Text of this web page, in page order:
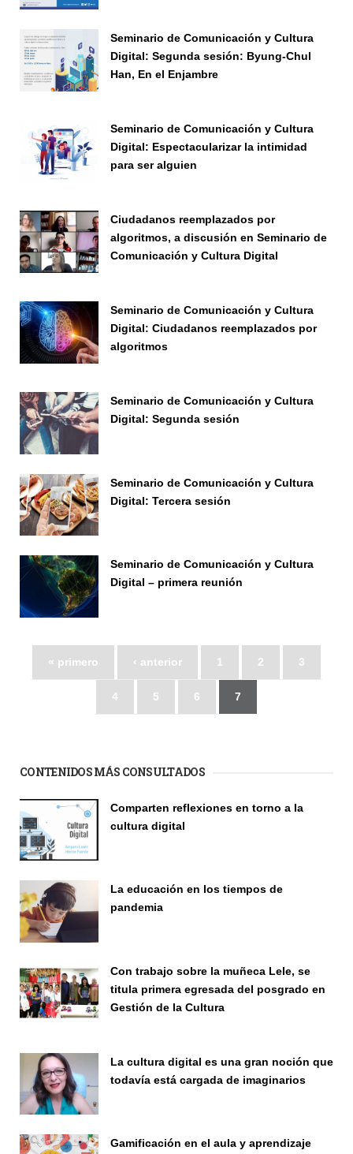
Seminario de Comunicación y Cultura
Digital: Segunda sesión: Byung-Chul
Han, En el Enjambre
Seminario de Comunicación y Cultura
Digital: Espectacularizar la intimidad
para ser alguien
Ciudadanos reemplazados por
algoritmos, a discusión en Seminario de
Comunicación y Cultura Digital
Seminario de Comunicación y Cultura
Digital: Ciudadanos reemplazados por
algoritmos
Seminario de Comunicación y Cultura
Digital: Segunda sesión
Seminario de Comunicación y Cultura
Digital: Tercera sesión
Seminario de Comunicación y Cultura
Digital – primera reunión
« primero ‹ anterior 1 2 3
4 5 6 7
CONTENIDOS MÁS CONSULTADOS
Comparten reflexiones en torno a la
cultura digital
La educación en los tiempos de
pandemia
Con trabajo sobre la muñeca Lele, se
titula primera egresada del posgrado en
Gestión de la Cultura
La cultura digital es una gran noción que
todavía está cargada de imaginarios
Gamificación en el aula y aprendizaje